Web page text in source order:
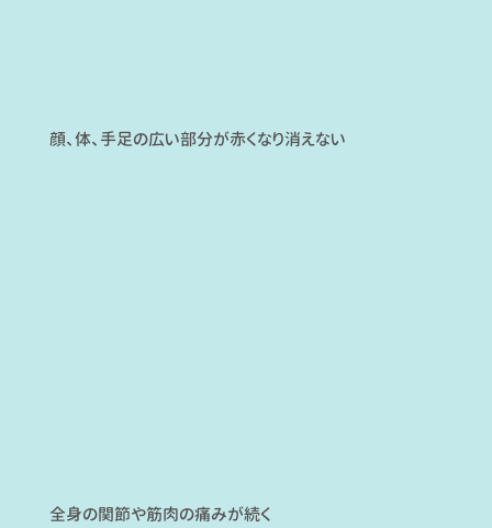
顔、体、手足の広い部分が赤くなり消えない
全身の関節や筋肉の痛みが続く